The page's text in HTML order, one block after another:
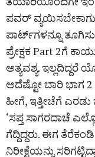
ಪವರ್‌
ಪಾರ್ಟ್‌ಗಳನ್ನೂ
ಪ್ರೇಕ್ಷಕ Part 2ಗೆ
ಅತ್ಯವಶ್ಯ.
ಅದೆಷ್ಟೋ ಬಾರಿ ಭಾಗ
ಹೀಗೆ, ಇತ್ತೀಚೆಗೆ
‘ಸಪ್ತ ಸಾಗರದಾಚೆ
ಗೆದ್ದಿದ್ದರು. ಈಗ
ನಿರೀಕ್ಷೆಯನ್ನು